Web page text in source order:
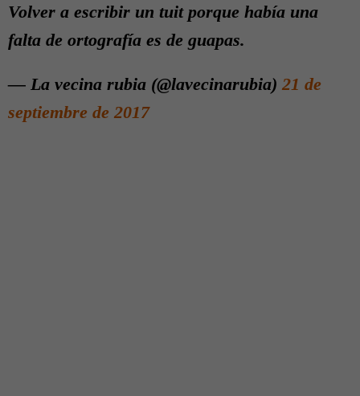
Volver a escribir un tuit porque había una
falta de ortografía es de guapas.
— La vecina rubia (@lavecinarubia) 21 de
septiembre de 2017